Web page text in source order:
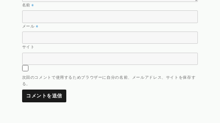
名前※
メール※
サイト
次回のコメントで使用するためブラウザーに自分の名前、メールアドレス、サイトを保存す
る。